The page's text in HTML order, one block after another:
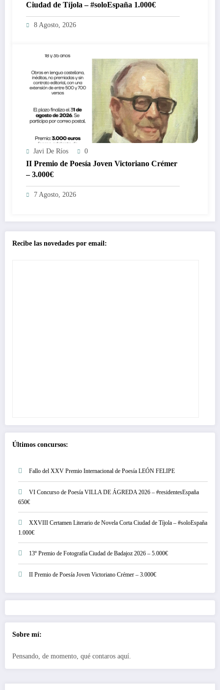
Ciudad de Tíjola – #soloEspaña 1.000€
8 Agosto, 2026
Javi De Ríos 0
II Premio de Poesía Joven Victoriano Crémer
– 3.000€
7 Agosto, 2026
Recibe las novedades por email:
Últimos concursos:
Fallo del XXV Premio Internacional de Poesía LEÓN FELIPE
VI Concurso de Poesía VILLA DE ÁGREDA 2026 – #residentesEspaña
650€
XXVIII Certamen Literario de Novela Corta Ciudad de Tíjola – #soloEspaña
1.000€
13º Premio de Fotografía Ciudad de Badajoz 2026 – 5.000€
II Premio de Poesía Joven Victoriano Crémer – 3.000€
Sobre mí:
Pensando, de momento, qué contaros aquí.